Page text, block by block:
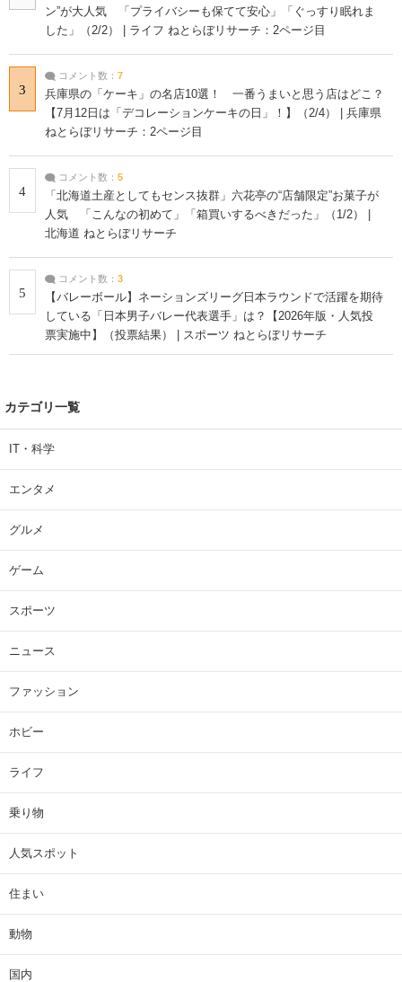
ン”が大人気 「プライバシーも保てて安心」「ぐっすり眠れま
した」（2/2） | ライフ ねとらぼリサーチ：2ページ目
3
コメント数： 7
兵庫県の「ケーキ」の名店10選！ 一番うまいと思う店はどこ？
【7月12日は「デコレーションケーキの日」！】（2/4） | 兵庫県
ねとらぼリサーチ：2ページ目
4
コメント数： 5
「北海道土産としてもセンス抜群」六花亭の“店舗限定”お菓子が
人気 「こんなの初めて」「箱買いするべきだった」（1/2） |
北海道 ねとらぼリサーチ
5
コメント数： 3
【バレーボール】ネーションズリーグ日本ラウンドで活躍を期待
している「日本男子バレー代表選手」は？【2026年版・人気投
票実施中】（投票結果） | スポーツ ねとらぼリサーチ
カテゴリ一覧
IT・科学
エンタメ
グルメ
ゲーム
スポーツ
ニュース
ファッション
ホビー
ライフ
乗り物
人気スポット
住まい
動物
国内